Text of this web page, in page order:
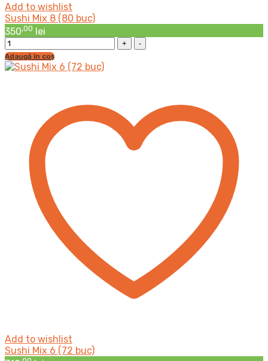
Add to wishlist
Sushi Mix 8 (80 buc)
350,00 lei
Sushi
Mix
8
Adaugă în coș
Add to wishlist
Sushi Mix 6 (72 buc)